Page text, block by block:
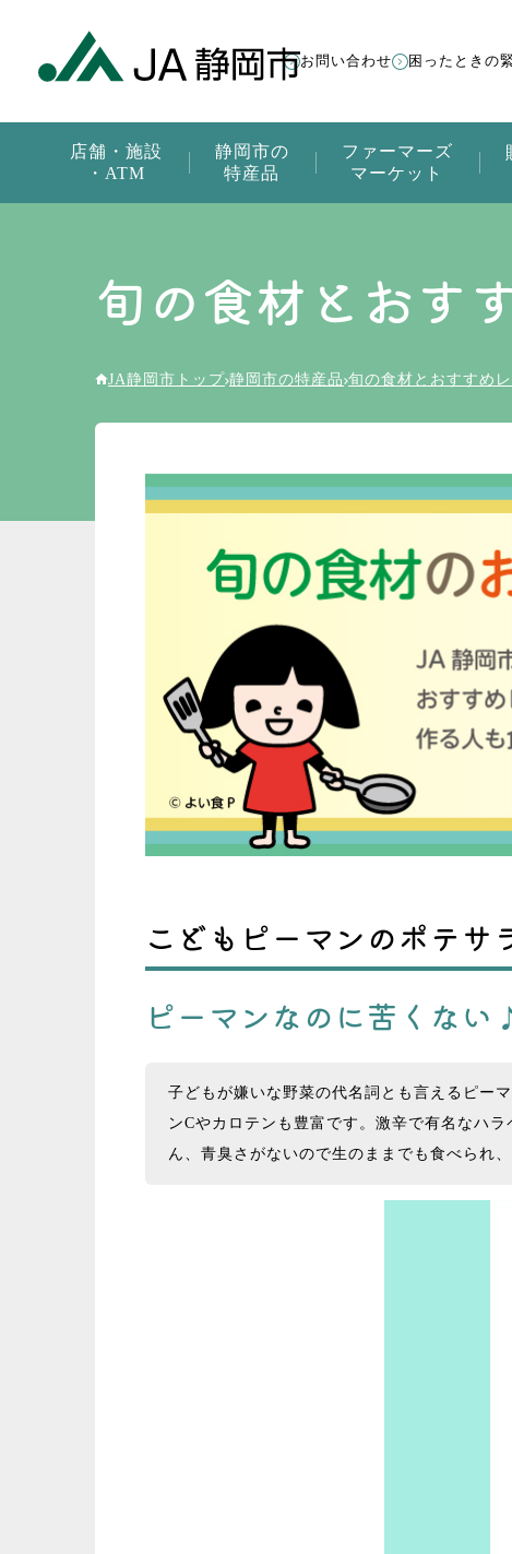
店舗・施設
・ATM
静岡市の
特産品
ファーマーズ
マーケット
お問い合わせ 困ったときの
旬の食材とおす
JA静岡市トップ 静岡市の特産品 旬の食材とおすすめ
こどもピーマンのポテ
ピーマンなのに苦くない
子どもが嫌いな野菜の代名詞とも言えるピー
ンCやカロテンも豊富です。激辛で有名なハ
ん、青臭さがないので生のままでも食べられ